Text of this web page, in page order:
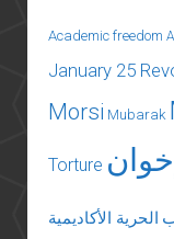
Academic freedom
January 25
Morsi Mubarak
Torture
الحرية الأكاديمية